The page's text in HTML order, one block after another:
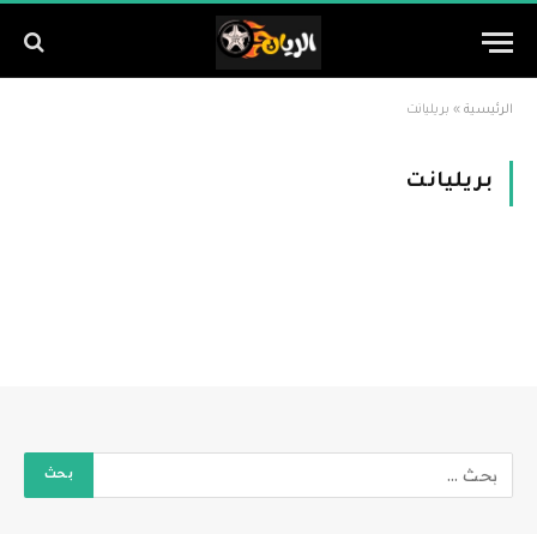
الرئيسية » بريليانت
بريليانت